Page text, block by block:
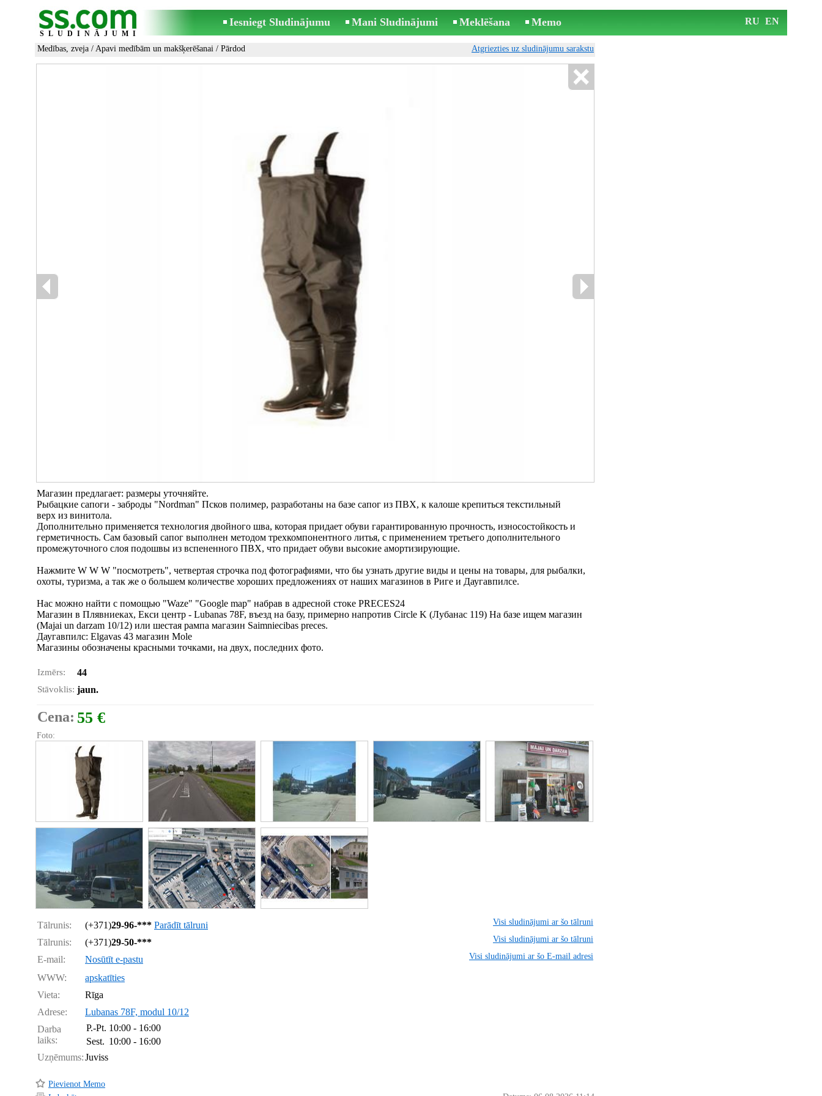
SLUDINĀJUMI
Iesniegt Sludinājumu Mani Sludinājumi Meklēšana Memo RU EN
Medības, zveja / Apavi medībām un makšķerēšanai / Pārdod Atgriezties uz sludinājumu sarakstu
Магазин предлагает: размеры уточняйте.
Рыбацкие сапоги - заброды "Nordman" Псков полимер, разработаны на базе сапог из ПВХ, к калоше крепиться текстильный
верх из винитола.
Дополнительно применяется технология двойного шва, которая придает обуви гарантированную прочность, износостойкость и
герметичность. Сам базовый сапог выполнен методом трехкомпонентного литья, с применением третьего дополнительного
промежуточного слоя подошвы из вспененного ПВХ, что придает обуви высокие амортизирующие.
Нажмите W W W "посмотреть", четвертая строчка под фотографиями, что бы узнать другие виды и цены на товары, для рыбалки,
охоты, туризма, а так же о большем количестве хороших предложениях от наших магазинов в Риге и Даугавпилсе.
Нас можно найти с помощью "Waze" "Google map" набрав в адресной стоке PRECES24
Магазин в Плявниеках, Екси центр - Lubanas 78F, въезд на базу, примерно напротив Circle K (Лубанас 119) На базе ищем магазин
(Majai un darzam 10/12) или шестая рампа магазин Saimniecibas preces.
Даугавпилс: Elgavas 43 магазин Mole
Магазины обозначены красными точками, на двух, последних фото.
Izmērs: 44
Stāvoklis: jaun.
Cena: 55 €
Foto:
Tālrunis: (+371)29-96-*** Parādīt tālruni Visi sludinājumi ar šo tālruni
Tālrunis: (+371)29-50-*** Visi sludinājumi ar šo tālruni
E-mail: Nosūtīt e-pastu Visi sludinājumi ar šo E-mail adresi
WWW:
apskatīties
Vieta:
Rīga
Adrese:
Lubanas 78F, modul 10/12
Darba
laiks:
P.-Pt. 10:00 - 16:00
Sest. 10:00 - 16:00
Uzņēmums:Juviss
Pievienot Memo